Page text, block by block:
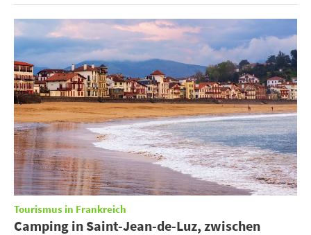
Tourismus in Frankreich
Camping in Saint-Jean-de-Luz, zwischen